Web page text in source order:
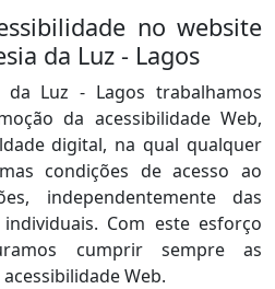
no website
da Luz - Lagos
da Luz - Lagos trabalhamos
da acessibilidade Web,
digital, na qual qualquer
condições de acesso ao
independentemente das
Com este esforço
cumprir sempre as
Web.